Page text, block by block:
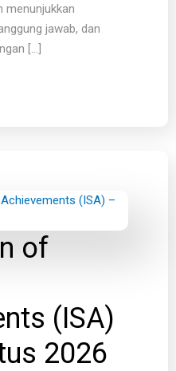
menunjukkan
jawab, dan
[…]
of
(ISA)
2026